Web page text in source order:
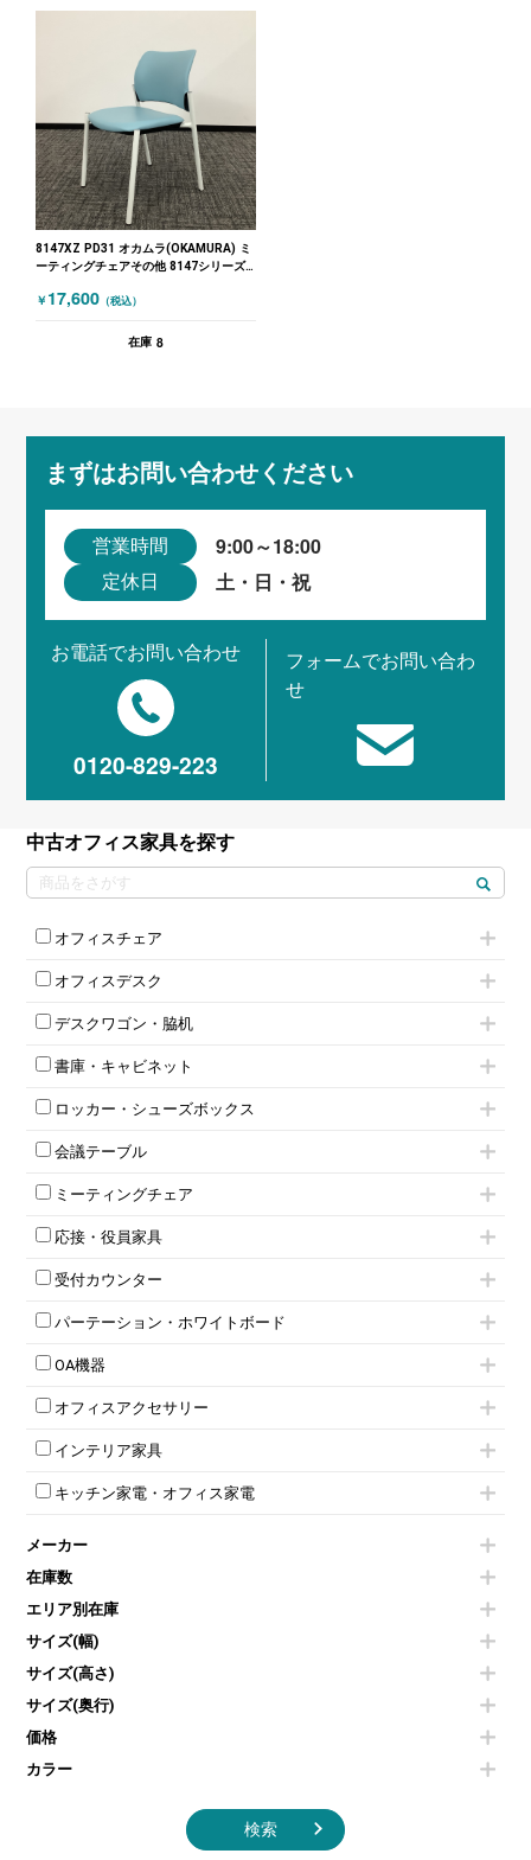
8147XZ PD31 オカムラ(OKAMURA) ミ
ーティングチェアその他 8147シリーズ
￥ 17,600 （税込）
在庫 8
まずはお問い合わせください
営業時間 9:00～18:00
定休日 土・日・祝
お電話でお問い合わせ
0120-829-223
フォームでお問い合わ
せ
中古オフィス家具を探す
オフィスチェア
肘無しチェア
役員チェア
高級チェア（多機能チェア）
オフィスチェアその他
オフィスデスク
フリーアドレスデスク（ベンチデスク）
昇降デスク
オフィスデスクその他
両袖机
デスクワゴン・脇机
インワゴン2段
インワゴン3段
脇机
ワゴンその他
書庫・キャビネット
ハイキャビネット
ローキャビネット
両開きキャビネット
スチールキャビネット
上下連結キャビネット
軽量ラック（スチールラック）
収納家具その他
両開書庫
ラテラル書庫
ロッカー・シューズボックス
1人用ロッカー
2人用ロッカー
3人用ロッカー
4人用ロッカー
5人用ロッカー
8人用ロッカー
多人数ロッカー
ダイヤル錠ロッカー
ダイヤル錠ロッカー
ワードローブ・クローゼット
会議テーブル
スタッキングテーブル
ネスティングテーブル
幕板付テーブル
カウンターテーブル
T字脚テーブル
会議テーブルW1200～
会議テーブルW1800～
平行スタックテーブル
会議テーブルその他
ミーティングチェア
キャスター付きミーティングチェア
スタッキングミーティングチェア
テーブル付きミーティングチェア
ネスティングミーティングチェア
折りたたみミーティングチェア
ハイチェア
ミーティングチェアその他
応接・役員家具
応接セット
応接ソファ
応接チェア
応接テーブル
応接・役員家具その他
受付カウンター
ローカウンター
ラウンジカウンター
受付カウンターその他
パーテーション・ホワイトボード
パーテーション
自立タイプパーテーション
パーテーションその他
脚付ホワイトボード
壁掛けホワイトボード
ホワイトボードその他
OA機器
電話機（ビジネスフォン）
シュレッダー
プロジェクター
スクリーン
その他OA機器
オフィスアクセサリー
チェア用台車
演台・講演台・演説台
防音パネル
個室ブース
コートハンガー・ポールハンガー
傘立て
食器棚・キッチンキャビネット
カタログスタンド
オフィスアクセサリーその他
インテリア家具
モールドチェア
ダイニングチェア
カウンターテーブル
センターテーブル・サイドテーブル
ベンチ・スツール
ソファ
シェルフ
ダストボックス（ゴミ箱）
インテリア家具その他
キッチン家電・オフィス家電
冷蔵庫・洗濯機
空気清浄機・加湿器
液晶テレビ・モニター類
エアコン
掃除機
季節家電
メーカー
在庫数
エリア別在庫
サイズ(幅)
サイズ(高さ)
サイズ(奥行)
価格
カラー
検索